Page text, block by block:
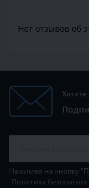
Нет отзывов об
Нажимая на кнопку
Политика